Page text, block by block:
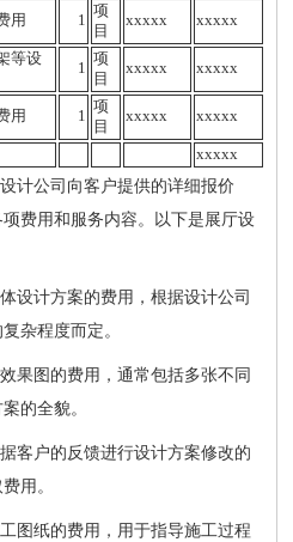
用 1
项
目
xxxxx xxxxx
等设
1
项
目
xxxxx xxxxx
用 1
项
目
xxxxx xxxxx
xxxxx
计公司向客户提供的详细报价
费用和服务内容。以下是展厅设
设计方案的费用，根据设计公司
杂程度而定。
果图的费用，通常包括多张不同
的全貌。
客户的反馈进行设计方案修改的
用。
图纸的费用，用于指导施工过程